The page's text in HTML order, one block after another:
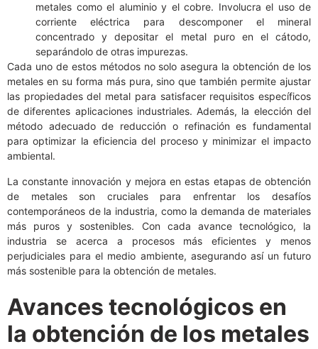
metales como el aluminio y el cobre. Involucra el uso de
corriente eléctrica para descomponer el mineral
concentrado y depositar el metal puro en el cátodo,
separándolo de otras impurezas.
Cada uno de estos métodos no solo asegura la obtención de los
metales en su forma más pura, sino que también permite ajustar
las propiedades del metal para satisfacer requisitos específicos
de diferentes aplicaciones industriales. Además, la elección del
método adecuado de reducción o refinación es fundamental
para optimizar la eficiencia del proceso y minimizar el impacto
ambiental.
La constante innovación y mejora en estas etapas de obtención
de metales son cruciales para enfrentar los desafíos
contemporáneos de la industria, como la demanda de materiales
más puros y sostenibles. Con cada avance tecnológico, la
industria se acerca a procesos más eficientes y menos
perjudiciales para el medio ambiente, asegurando así un futuro
más sostenible para la obtención de metales.
Avances tecnológicos en
la obtención de los metales